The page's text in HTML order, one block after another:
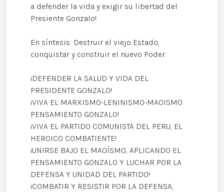
a defender la vida y exigir su libertad del
Presiente Gonzalo!
En síntesis: Destruir el viejo Estado,
conquistar y construir el nuevo Poder.
¡DEFENDER LA SALUD Y VIDA DEL
PRESIDENTE GONZALO!
¡VIVA EL MARXISMO-LENINISMO-MAOISMO
PENSAMIENTO GONZALO!
¡VIVA EL PARTIDO COMUNISTA DEL PERU, EL
HEROICO COMBATIENTE!
¡UNIRSE BAJO EL MAOÍSMO, APLICANDO EL
PENSAMIENTO GONZALO Y LUCHAR POR LA
DEFENSA Y UNIDAD DEL PARTIDO!
¡COMBATIR Y RESISTIR POR LA DEFENSA,